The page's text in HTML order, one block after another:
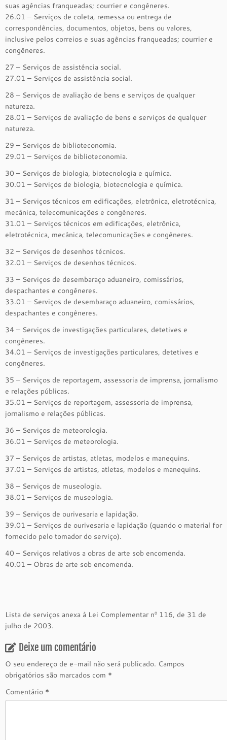
suas agências franqueadas; courrier e congêneres.
26.01 – Serviços de coleta, remessa ou entrega de
correspondências, documentos, objetos, bens ou valores,
inclusive pelos correios e suas agências franqueadas; courrier e
congêneres.
27 – Serviços de assistência social.
27.01 – Serviços de assistência social.
28 – Serviços de avaliação de bens e serviços de qualquer
natureza.
28.01 – Serviços de avaliação de bens e serviços de qualquer
natureza.
29 – Serviços de biblioteconomia.
29.01 – Serviços de biblioteconomia.
30 – Serviços de biologia, biotecnologia e química.
30.01 – Serviços de biologia, biotecnologia e química.
31 – Serviços técnicos em edificações, eletrônica, eletrotécnica,
mecânica, telecomunicações e congêneres.
31.01 – Serviços técnicos em edificações, eletrônica,
eletrotécnica, mecânica, telecomunicações e congêneres.
32 – Serviços de desenhos técnicos.
32.01 – Serviços de desenhos técnicos.
33 – Serviços de desembaraço aduaneiro, comissários,
despachantes e congêneres.
33.01 – Serviços de desembaraço aduaneiro, comissários,
despachantes e congêneres.
34 – Serviços de investigações particulares, detetives e
congêneres.
34.01 – Serviços de investigações particulares, detetives e
congêneres.
35 – Serviços de reportagem, assessoria de imprensa, jornalismo
e relações públicas.
35.01 – Serviços de reportagem, assessoria de imprensa,
jornalismo e relações públicas.
36 – Serviços de meteorologia.
36.01 – Serviços de meteorologia.
37 – Serviços de artistas, atletas, modelos e manequins.
37.01 – Serviços de artistas, atletas, modelos e manequins.
38 – Serviços de museologia.
38.01 – Serviços de museologia.
39 – Serviços de ourivesaria e lapidação.
39.01 – Serviços de ourivesaria e lapidação (quando o material for
fornecido pelo tomador do serviço).
40 – Serviços relativos a obras de arte sob encomenda.
40.01 – Obras de arte sob encomenda.
Lista de serviços anexa à Lei Complementar nº 116, de 31 de
julho de 2003.
Deixe um comentário
O seu endereço de e-mail não será publicado. Campos
obrigatórios são marcados com *
Comentário *